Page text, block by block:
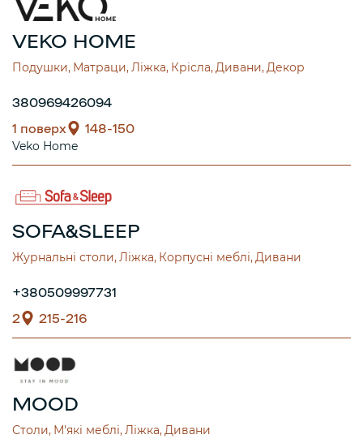
VEKO HOME
Подушки Матраци Ліжка Крісла Дивани Декор
380969426094
1 поверх
148-150
Veko Home
SOFA&SLEEP
Журнальні столи Ліжка Корпусні меблі Дивани
+380509997731
2
215-216
MOOD
Столи М'які меблі Ліжка Дивани